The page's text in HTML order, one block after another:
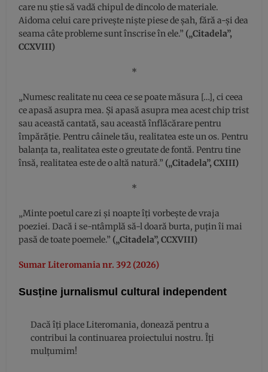
care nu știe să vadă chipul de dincolo de materiale.
Aidoma celui care privește niște piese de șah, fără a-și dea
seama câte probleme sunt înscrise în ele.” („Citadela”,
CCXVIII)
*
„Numesc realitate nu ceea ce se poate măsura […], ci ceea
ce apasă asupra mea. Și apasă asupra mea acest chip trist
sau această cantată, sau această înflăcărare pentru
împărăție. Pentru câinele tău, realitatea este un os. Pentru
balanța ta, realitatea este o greutate de fontă. Pentru tine
însă, realitatea este de o altă natură.” („Citadela”, CXIII)
*
„Minte poetul care zi și noapte îți vorbește de vraja
poeziei. Dacă i se-ntâmplă să-l doară burta, puțin îi mai
pasă de toate poemele.” („Citadela”, CCXVIII)
Sumar Literomania nr. 392 (2026)
Susține jurnalismul cultural independent
Dacă îți place Literomania, donează pentru a
contribui la continuarea proiectului nostru. Îți
mulțumim!